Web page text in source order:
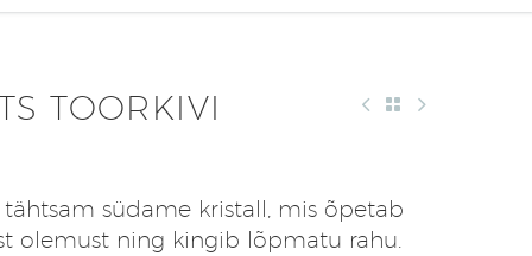
TOORKIVI
tähtsam südame kristall, mis õpetab
olemust ning kingib lõpmatu rahu.